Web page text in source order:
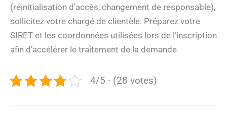
(réinitialisation d’accès, changement de responsable),
sollicitez votre chargé de clientèle. Préparez votre
SIRET et les coordonnées utilisées lors de l’inscription
afin d’accélérer le traitement de la demande.
4/5 - (28 votes)